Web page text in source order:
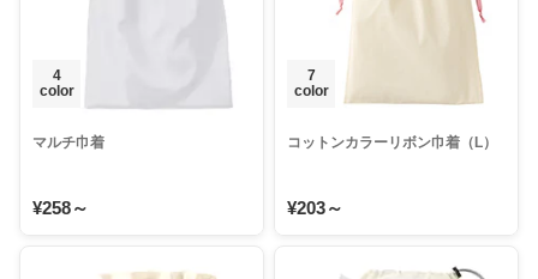
4
color
マルチ巾着
¥258～
7
color
コットンカラーリボン巾着（L）
¥203～